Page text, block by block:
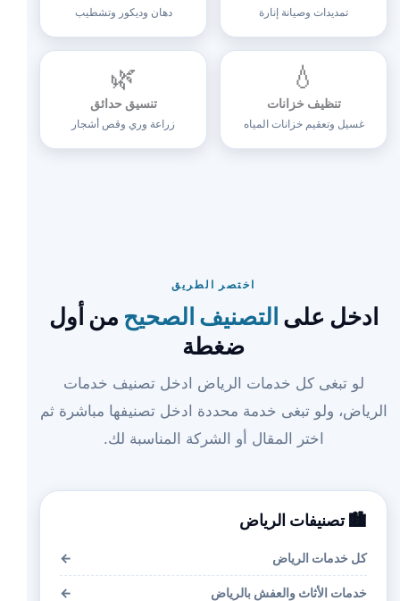
تمديدات وصيانة إنارة دهان وديكور وتشطيب
💧
تنظيف خزانات
غسيل وتعقيم خزانات المياه
🌿
تنسيق حدائق
زراعة وري وقص أشجار
اختصر الطريق
ادخل على التصنيف الصحيح من أول
ضغطة
لو تبغى كل خدمات الرياض ادخل تصنيف خدمات
الرياض، ولو تبغى خدمة محددة ادخل تصنيفها مباشرة ثم
اختر المقال أو الشركة المناسبة لك.
🏙️ تصنيفات الرياض
كل خدمات الرياض ←
خدمات الأثاث والعفش بالرياض ←